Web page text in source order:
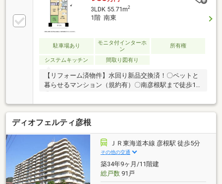
3LDK 55.71m2
1階 南東
駐車場あり
モニタ付インターホ
ン
所有権
システムキッチン 間取り図有り
【リフォーム済物件】水回り新品交換済！〇ペットと
暮らせるマンション（規約有）〇南彦根駅まで徒歩14
分
ディオフェルティ彦根
ＪＲ東海道本線 彦根駅 徒歩5分
その他の交通
築34年9ヶ月/11階建
総戸数91戸